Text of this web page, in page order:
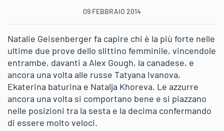
09 FEBBRAIO 2014
Natalie Geisenberger fa capire chi è la più forte nelle
ultime due prove dello slittino femminile, vincendole
entrambe, davanti a Alex Gough, la canadese, e
ancora una volta alle russe Tatyana Ivanova,
Ekaterina baturina e Natalja Khoreva. Le azzurre
ancora una volta si comportano bene e si piazzano
nelle posizioni tra la sesta e la decima confermando
di essere molto veloci.